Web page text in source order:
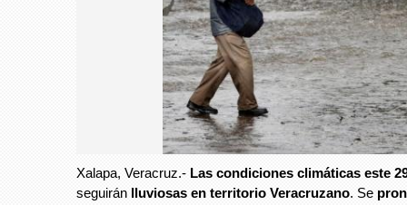
Xalapa, Veracruz.- Las condiciones climáticas este
seguirán lluviosas en territorio Veracruzano. Se